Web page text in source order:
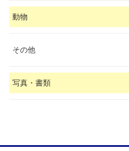
動物
その他
写真・書類